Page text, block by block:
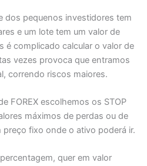
dos pequenos investidores tem
e um lote tem um valor de
é complicado calcular o valor de
vezes provoca que entramos
correndo riscos maiores.
FOREX escolhemos os STOP
máximos de perdas ou de
fixo onde o ativo poderá ir.
quer em valor